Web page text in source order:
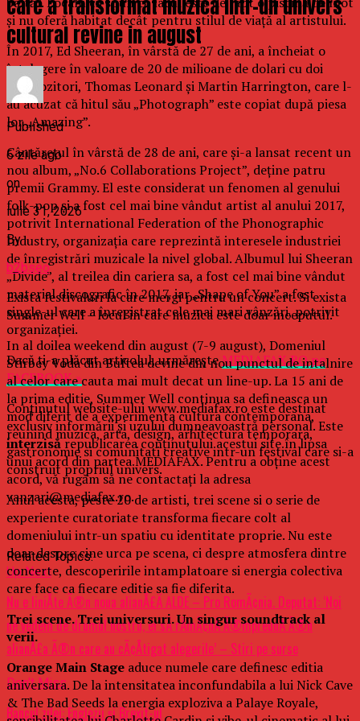
şi nu oferă habitat decât pentru stilul de viaţă al artistului.
În 2017, Ed Sheeran, în vârstă de 27 de ani, a încheiat o
înţelegere în valoare de 20 de milioane de dolari cu doi
compozitori, Thomas Leonard şi Martin Harrington, care l-
au acuzat că hitul său „Photograph” este copiat după piesa
lor „Amazing”.
Cântăreţul în vârstă de 28 de ani, care şi-a lansat recent un
nou album, „No.6 Collaborations Project”, deţine patru
premii Grammy. El este considerat un fenomen al genului
folk-pop şi a fost cel mai bine vândut artist al anului 2017,
potrivit International Federation of the Phonographic
Industry, organizaţia care reprezintă interesele industriei
de înregistrări muzicale la nivel global. Albumul lui Sheeran
„Divide”, al treilea din cariera sa, a fost cel mai bine vândut
material discografic în 2017, iar „Shape of You” a fost
single-ul care a înregistrat cele mai mari vânzări, potrivit
organizaţiei.
Dacă ţi-a plăcut articolul, urmăreşteMEDIAFAX.RO pe
FACEBOOK »
Conținutul website-ului www.mediafax.ro este destinat
exclusiv informării și uzului dumneavoastră personal. Este
interzisărepublicarea conținutului acestui site în lipsa
unui acord din partea MEDIAFAX. Pentru a obține acest
acord, vă rugăm să ne contactați la adresa
vanzari@mediafax.ro.
Related Topics:
Up Next
Nu e liniÅte Ã®n noua alianÅ£Ä ALDE – Pro RomÃ¢nia. Deputat: ‘Noi
ne vedem de drumul nostru, ei sÄ rÄmÃ¢nÄ Ã®mpreunÄ Ã®n
alianÅ£a Ã®n care au cÃ¢Åtigat alegerile’ – Stiri pe surse
Don't Miss
Bancul zilei: Englezii și Brexit-ul
care a transformat muzica intr-un univers
cultural revine in august
Published
6 zile ago
on
iulie 31, 2026
By
b2bseo
Exista festivaluri la care mergi pentru un concert. Si exista
Summer Well – locul in care muzica este doar inceputul.
In al doilea weekend din august (7-9 august), Domeniul
Stirbey Voda din Buftea devine din nou punctul de intalnire
al celor care cauta mai mult decat un line-up. La 15 ani de
la prima editie, Summer Well continua sa defineasca un
mod diferit de a experimenta cultura contemporana,
reunind muzica, arta, design, arhitectura temporara,
gastronomie si comunitati creative intr-un festival care si-a
construit propriul univers.
Anul acesta, peste 20 de artisti, trei scene si o serie de
experiente curatoriate transforma fiecare colt al
domeniului intr-un spatiu cu identitate proprie. Nu este
doar despre cine urca pe scena, ci despre atmosfera dintre
concerte, descoperirile intamplatoare si energia colectiva
care face ca fiecare editie sa fie diferita.
Trei scene. Trei universuri. Un singur soundtrack al
verii.
Orange Main Stage aduce numele care definesc editia
aniversara. De la intensitatea inconfundabila a lui Nick Cave
& The Bad Seeds la energia exploziva a Palaye Royale,